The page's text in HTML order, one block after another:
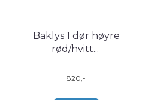
Baklys 1 dør høyre
rød/hvitt...
820,-